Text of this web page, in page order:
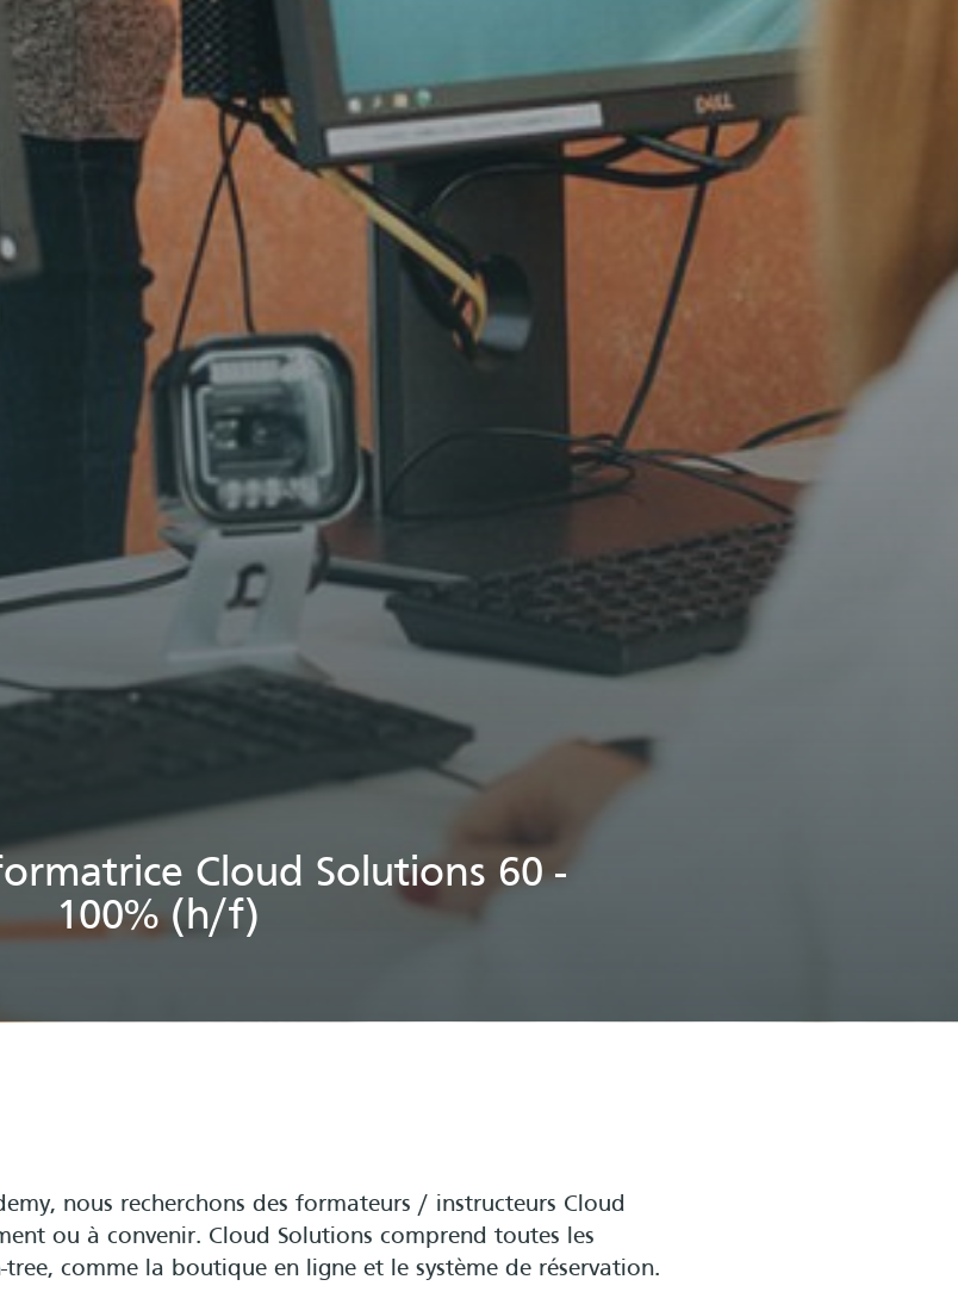
Cloud Solutions 60 -
100% (h/f)
nous recherchons des formateurs / instructeurs Cloud
ou à convenir. Cloud Solutions comprend toutes les
comme la boutique en ligne et le système de réservation.